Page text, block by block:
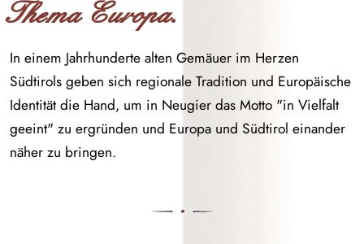
Thema Europa.
In einem Jahrhunderte alten Gemäuer im Herzen
Südtirols geben sich regionale Tradition und Europäische
Identität die Hand, um in Neugier das Motto "in Vielfalt
geeint" zu ergründen und Europa und Südtirol einander
näher zu bringen.